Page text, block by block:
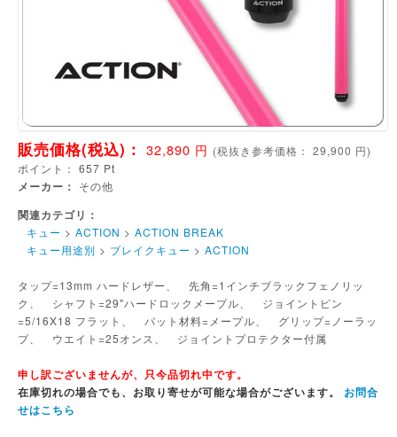
販売価格(税込)： 32,890 円 (税抜き参考価格： 29,900 円)
ポイント： 657 Pt
メーカー： その他
関連カテゴリ：
キュー > ACTION > ACTION BREAK
キュー用途別 > ブレイクキュー > ACTION
タップ=13mm ハードレザー、 先角=1インチブラックフェノリッ
ク、 シャフト=29"ハードロックメープル、 ジョイントピン
=5/16X18 フラット、 バット材料=メープル、 グリップ=ノーラッ
プ、 ウエイト=25オンス、 ジョイントプロテクター付属
申し訳ございませんが、只今品切れ中です。
在庫切れの場合でも、お取り寄せが可能な場合がございます。 お問合
せはこちら